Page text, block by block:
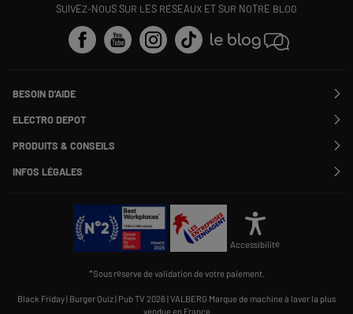
SUIVEZ-NOUS SUR LES RÉSEAUX ET SUR NOTRE BLOG
BESOIN D'AIDE
Suivre ma commande
Modifier ou annuler ma commande
SAV
Payer en plusieurs fois
ELECTRO DEPOT
Rejoignez-nous !
Alliance Valiuz
PRODUITS & CONSEILS
Nos marques
Les avis du site
Le moins cher
Offres de remboursement
Conseils produits
Cartes cadeaux
INFOS LÉGALES
Politique cookies
Gérer les cookies
Charte de protection
Accessibilité : non conforme
Accessibilité
*Sous réserve de validation de votre paiement.
Black Friday| Burger Quiz| Pub TV 2026|VALBERG Marque de machine à laver la plus
vendue en France